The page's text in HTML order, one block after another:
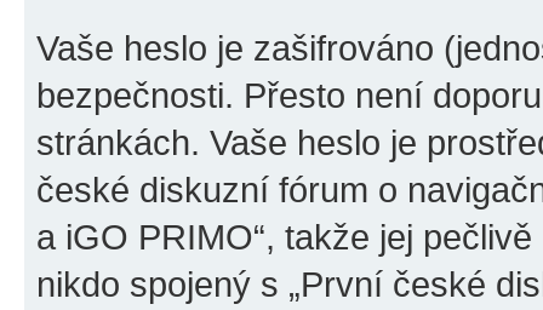
Vaše heslo je zašifrováno
bezpečnosti. Přesto není
stránkách. Vaše heslo je
české diskuzní fórum o
a iGO PRIMO“, takže jej
nikdo spojený s „První české